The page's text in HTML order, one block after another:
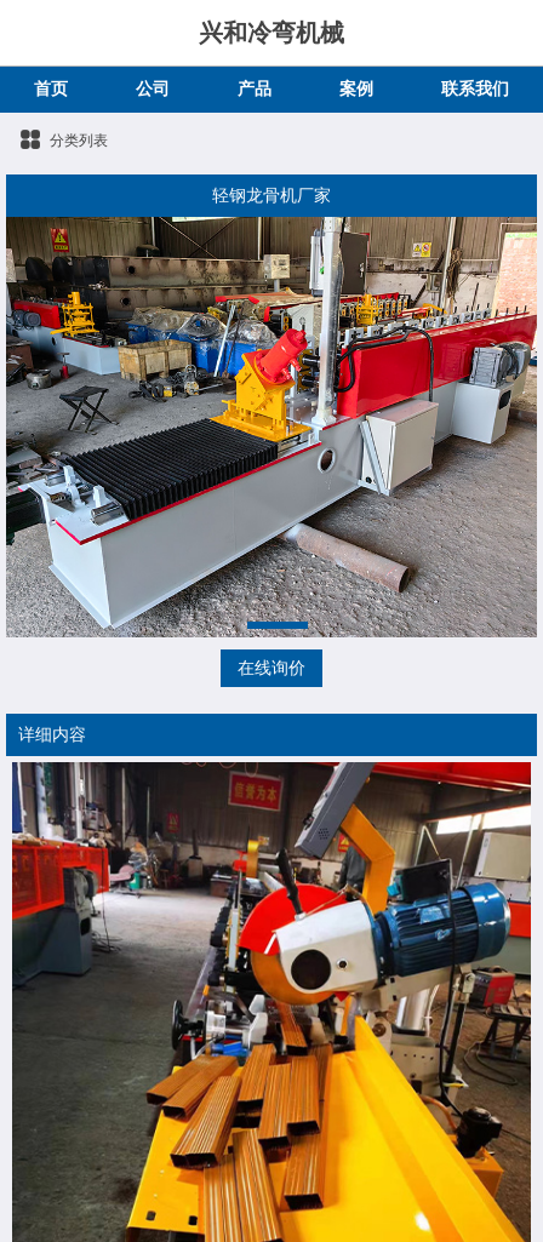
兴和冷弯机械
首页 公司 产品 案例 联系我们
分类列表
轻钢龙骨机厂家
在线询价
详细内容